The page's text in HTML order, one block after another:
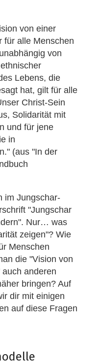
von einer
für alle Menschen
von
Lebens, die
hat, gilt für alle
Christ-Sein
Solidarität mit
und für jene
in
(aus "In der
im Jungschar-
"Jungschar
Nur… was
zeigen"? Wie
Menschen
die "Vision von
anderen
bringen? Auf
dir mit einigen
auf diese Fragen